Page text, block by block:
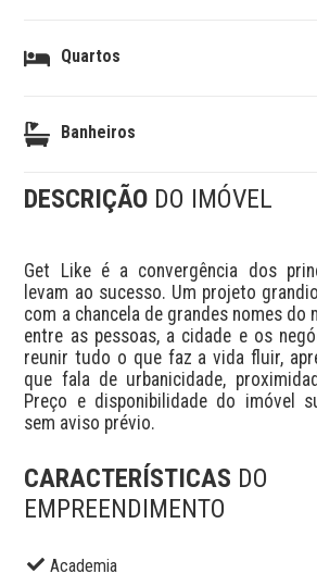
Quartos
Banheiros
DESCRIÇÃO DO IMÓVEL
Get Like é a convergência dos
levam ao sucesso. Um projeto
com a chancela de grandes nomes do
entre as pessoas, a cidade e os
reunir tudo o que faz a vida fluir,
que fala de urbanicidade,
Preço e disponibilidade do imóvel
sem aviso prévio.
CARACTERÍSTICAS DO
EMPREENDIMENTO
Academia